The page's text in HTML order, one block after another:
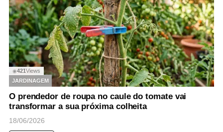
◉421Views
JARDINAGEM
O prendedor de roupa no caule do tomate vai
transformar a sua próxima colheita
18/06/2026